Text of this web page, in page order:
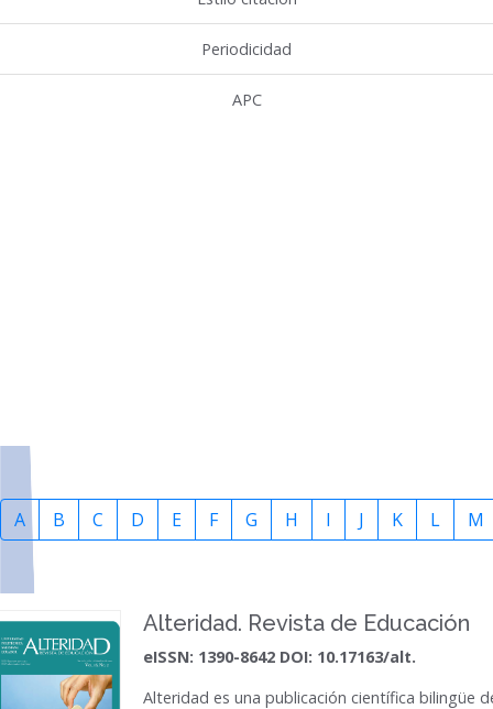
Periodicidad
APC
A B C D E F G H I J K L M
Alteridad. Revista de Educación
eISSN: 1390-8642 DOI: 10.17163/alt.
Alteridad es una publicación científica bilingüe